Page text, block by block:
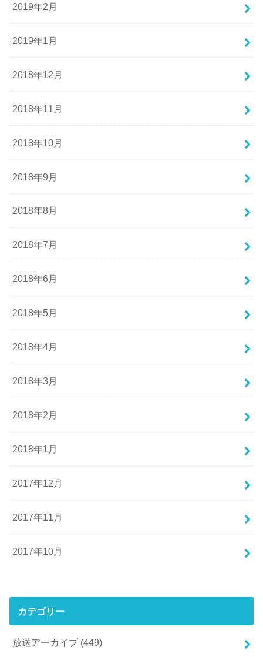
2019年2月
2019年1月
2018年12月
2018年11月
2018年10月
2018年9月
2018年8月
2018年7月
2018年6月
2018年5月
2018年4月
2018年3月
2018年2月
2018年1月
2017年12月
2017年11月
2017年10月
カテゴリー
放送アーカイブ (449)